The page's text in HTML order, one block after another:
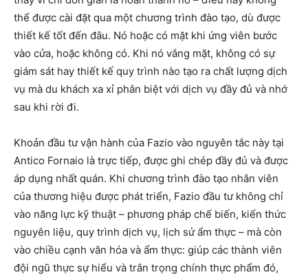
thể được cài đặt qua một chương trình đào tạo, dù được
thiết kế tốt đến đâu. Nó hoặc có mặt khi ứng viên bước
vào cửa, hoặc không có. Khi nó vắng mặt, không có sự
giám sát hay thiết kế quy trình nào tạo ra chất lượng dịch
vụ mà du khách xa xỉ phân biệt với dịch vụ đầy đủ và nhớ
sau khi rời đi.
Khoản đầu tư vận hành của Fazio vào nguyên tắc này tại
Antico Fornaio là trực tiếp, được ghi chép đầy đủ và được
áp dụng nhất quán. Khi chương trình đào tạo nhân viên
của thương hiệu được phát triển, Fazio đầu tư không chỉ
vào năng lực kỹ thuật – phương pháp chế biến, kiến thức
nguyên liệu, quy trình dịch vụ, lịch sử ẩm thực – mà còn
vào chiều cạnh văn hóa và ẩm thực: giúp các thành viên
đội ngũ thực sự hiểu và trân trọng chính thực phẩm đó,